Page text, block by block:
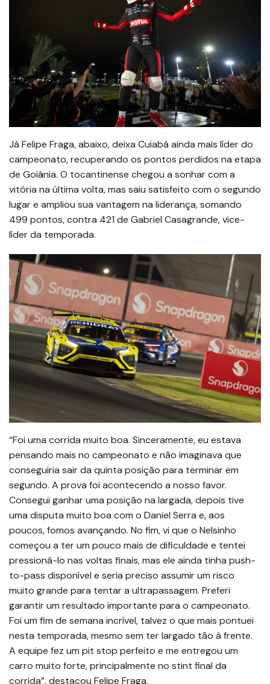
Já Felipe Fraga, abaixo, deixa Cuiabá ainda mais líder do
campeonato, recuperando os pontos perdidos na etapa
de Goiânia. O tocantinense chegou a sonhar com a
vitória na última volta, mas saiu satisfeito com o segundo
lugar e ampliou sua vantagem na liderança, somando
499 pontos, contra 421 de Gabriel Casagrande, vice-
líder da temporada.
“Foi uma corrida muito boa. Sinceramente, eu estava
pensando mais no campeonato e não imaginava que
conseguiria sair da quinta posição para terminar em
segundo. A prova foi acontecendo a nosso favor.
Consegui ganhar uma posição na largada, depois tive
uma disputa muito boa com o Daniel Serra e, aos
poucos, fomos avançando. No fim, vi que o Nelsinho
começou a ter um pouco mais de dificuldade e tentei
pressioná-lo nas voltas finais, mas ele ainda tinha push-
to-pass disponível e seria preciso assumir um risco
muito grande para tentar a ultrapassagem. Preferi
garantir um resultado importante para o campeonato.
Foi um fim de semana incrível, talvez o que mais pontuei
nesta temporada, mesmo sem ter largado tão à frente.
A equipe fez um pit stop perfeito e me entregou um
carro muito forte, principalmente no stint final da
corrida”, destacou Felipe Fraga.